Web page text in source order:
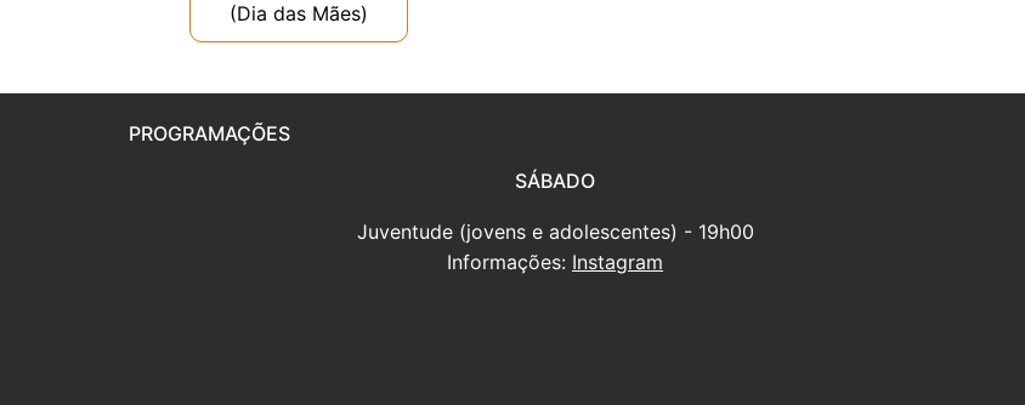
(Dia das Mães)
PROGRAMAÇÕES
SÁBADO
Juventude (jovens e adolescentes) - 19h00
Informações: Instagram